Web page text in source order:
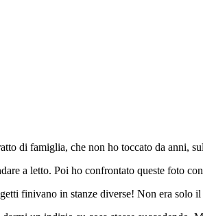
di famiglia, che non ho toccato da anni,
a letto. Poi ho confrontato queste foto
finivano in stanze diverse! Non era solo